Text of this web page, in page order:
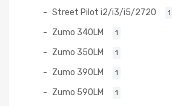
Street Pilot i2/i3/i5/2720 1
Zumo 340LM 1
Zumo 350LM 1
Zumo 390LM 1
Zumo 590LM 1